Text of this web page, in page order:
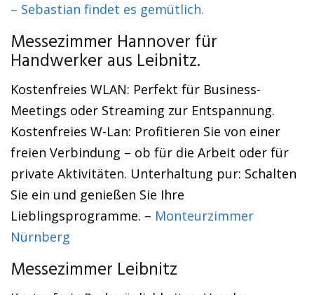
– Sebastian findet es gemütlich.
Messezimmer Hannover für
Handwerker aus Leibnitz.
Kostenfreies WLAN: Perfekt für Business-
Meetings oder Streaming zur Entspannung.
Kostenfreies W-Lan: Profitieren Sie von einer
freien Verbindung – ob für die Arbeit oder für
private Aktivitäten. Unterhaltung pur: Schalten
Sie ein und genießen Sie Ihre
Lieblingsprogramme. – Monteurzimmer
Nürnberg
Messezimmer Leibnitz